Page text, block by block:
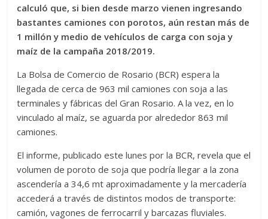
calculó que, si bien desde marzo vienen ingresando
bastantes camiones con porotos, aún restan más de
1 millón y medio de vehículos de carga con soja y
maíz de la campaña 2018/2019.
La Bolsa de Comercio de Rosario (BCR) espera la
llegada de cerca de 963 mil camiones con soja a las
terminales y fábricas del Gran Rosario. A la vez, en lo
vinculado al maíz, se aguarda por alrededor 863 mil
camiones.
El informe, publicado este lunes por la BCR, revela que el
volumen de poroto de soja que podría llegar a la zona
ascendería a 34,6 mt aproximadamente y la mercadería
accederá a través de distintos modos de transporte:
camión, vagones de ferrocarril y barcazas fluviales.